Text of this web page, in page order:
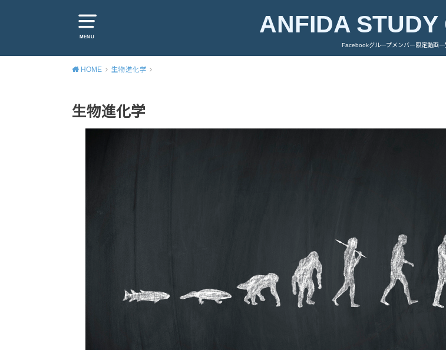
MENU ANFIDA STUDY
Facebookグループメンバー限定動画一
HOME 生物進化学
生物進化学